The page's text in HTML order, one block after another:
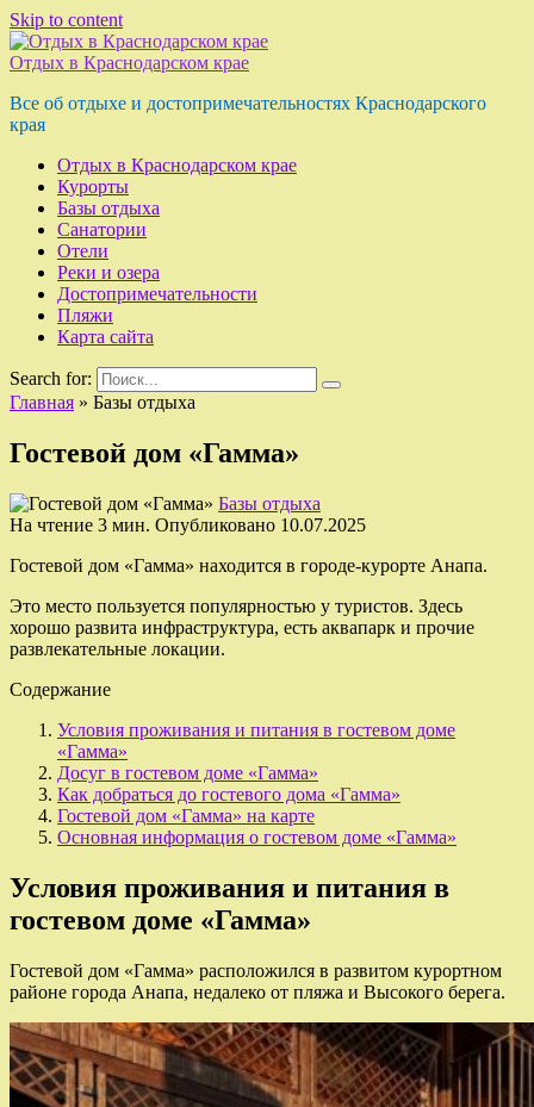
Skip to content
Отдых в Краснодарском крае
Все об отдыхе и достопримечательностях Краснодарского
края
Отдых в Краснодарском крае
Курорты
Базы отдыха
Санатории
Отели
Реки и озера
Достопримечательности
Пляжи
Карта сайта
Search for:
Главная » Базы отдыха
Гостевой дом «Гамма»
Базы отдыха
На чтение 3 мин. Опубликовано 10.07.2025
Гостевой дом «Гамма» находится в городе-курорте Анапа.
Это место пользуется популярностью у туристов. Здесь
хорошо развита инфраструктура, есть аквапарк и прочие
развлекательные локации.
Содержание
Условия проживания и питания в гостевом доме
«Гамма»
Досуг в гостевом доме «Гамма»
Как добраться до гостевого дома «Гамма»
Гостевой дом «Гамма» на карте
Основная информация о гостевом доме «Гамма»
Условия проживания и питания в
гостевом доме «Гамма»
Гостевой дом «Гамма» расположился в развитом курортном
районе города Анапа, недалеко от пляжа и Высокого берега.